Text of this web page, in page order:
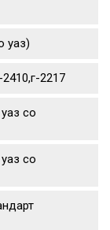
уаз)
2217
со
со